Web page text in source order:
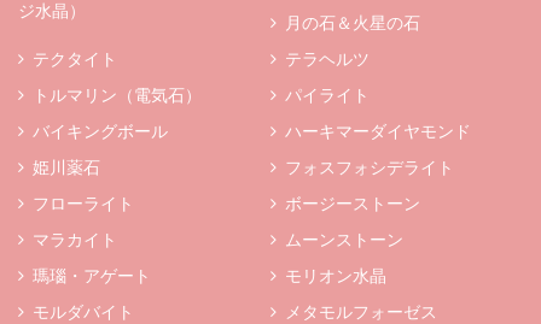
ジ水晶）
月の石＆火星の石
テクタイト
テラヘルツ
トルマリン（電気石）
パイライト
バイキングボール
ハーキマーダイヤモンド
姫川薬石
フォスフォシデライト
フローライト
ボージーストーン
マラカイト
ムーンストーン
瑪瑙・アゲート
モリオン水晶
モルダバイト
メタモルフォーゼス